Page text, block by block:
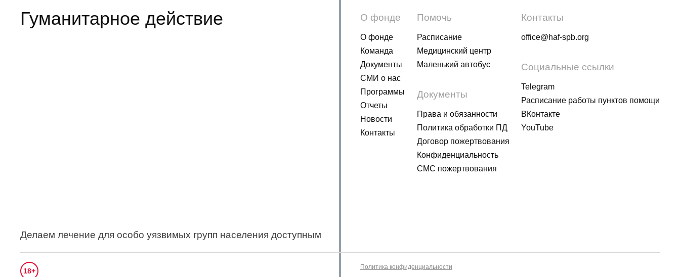
Гуманитарное действие
Делаем лечение для особо уязвимых групп населения доступным
О фонде
О фонде
Команда
Документы
СМИ о нас
Программы
Отчеты
Новости
Контакты
Помочь
Расписание
Медицинский центр
Маленький автобус
Документы
Права и обязанности
Политика обработки ПД
Договор пожертвования
Конфиденциальность
СМС пожертвования
Контакты
office@haf-spb.org
Социальные ссылки
Telegram
Расписание работы пунктов помощи
ВКонтакте
YouTube
18+ Политика конфиденциальности